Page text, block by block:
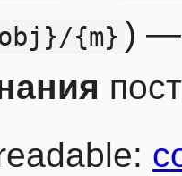
{m} ) —